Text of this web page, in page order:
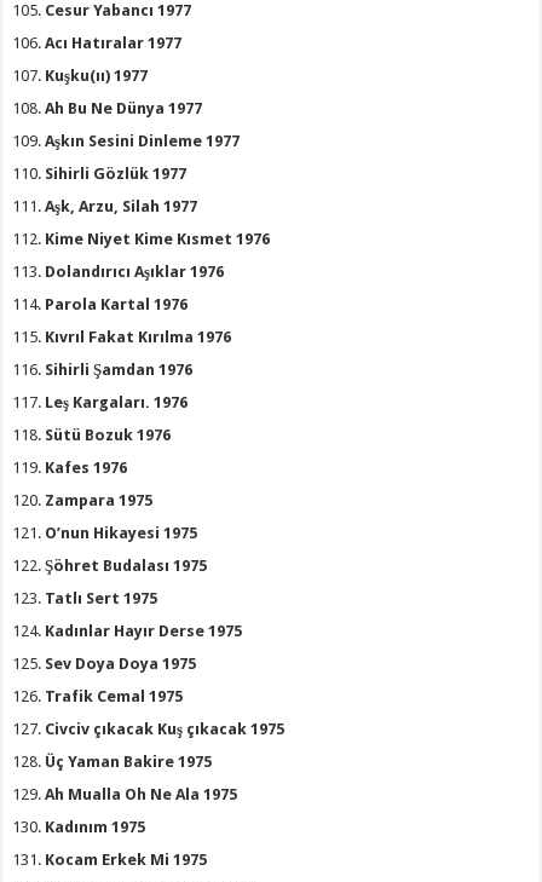
Cesur Yabancı 1977
Acı Hatıralar 1977
Kuşku(ıı) 1977
Ah Bu Ne Dünya 1977
Aşkın Sesini Dinleme 1977
Sihirli Gözlük 1977
Aşk, Arzu, Silah 1977
Kime Niyet Kime Kısmet 1976
Dolandırıcı Aşıklar 1976
Parola Kartal 1976
Kıvrıl Fakat Kırılma 1976
Sihirli Şamdan 1976
Leş Kargaları. 1976
Sütü Bozuk 1976
Kafes 1976
Zampara 1975
O’nun Hikayesi 1975
Şöhret Budalası 1975
Tatlı Sert 1975
Kadınlar Hayır Derse 1975
Sev Doya Doya 1975
Trafik Cemal 1975
Civciv çıkacak Kuş çıkacak 1975
Üç Yaman Bakire 1975
Ah Mualla Oh Ne Ala 1975
Kadınım 1975
Kocam Erkek Mi 1975